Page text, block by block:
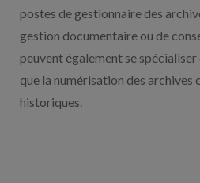
postes de gestionnaire des
gestion documentaire ou de
peuvent également se
que la numérisation des archives
historiques.